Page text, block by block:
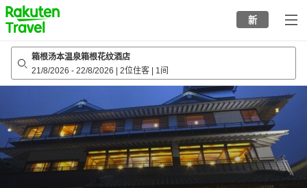
to
top
page
新
箱根汤本温泉箱根花纹酒店
21/8/2026 - 22/8/2026 2位住客 1间